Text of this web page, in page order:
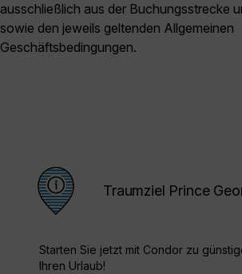
ausschließlich aus der Buchungsstrecke
sowie den jeweils geltenden Allgemeinen
Geschäftsbedingungen.
Traumziel Prince
Starten Sie jetzt mit Condor zu
Ihren Urlaub!